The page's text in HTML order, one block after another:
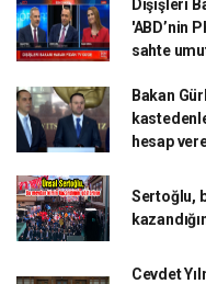
Dışişleri
'ABD’nin
sahte
Bakan
hesap
Sertoğlu,
Cevdet